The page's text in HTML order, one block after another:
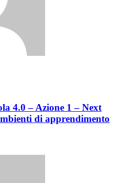
4.0 – Azione 1 – Next
di apprendimento